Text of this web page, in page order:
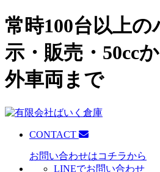
常時100台以上
示・販売・50cc
外車両まで
CONTACT
お問い合わせはコチラから
LINEでお問い合わせ